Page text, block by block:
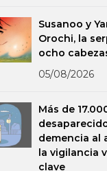
Susanoo y
Orochi, la
ocho
05/08/2026
Más de
demencia al
la vigilancia
clave